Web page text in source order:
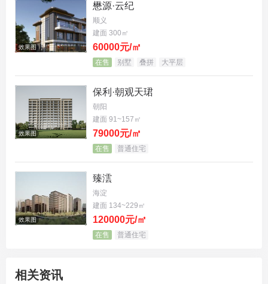
效果图
懋源·云纪
顺义
建面 300㎡
60000元/㎡
在售 别墅 叠拼 大平层
效果图
保利·朝观天珺
朝阳
建面 91~157㎡
79000元/㎡
在售 普通住宅
效果图
臻澐
海淀
建面 134~229㎡
120000元/㎡
在售 普通住宅
相关资讯